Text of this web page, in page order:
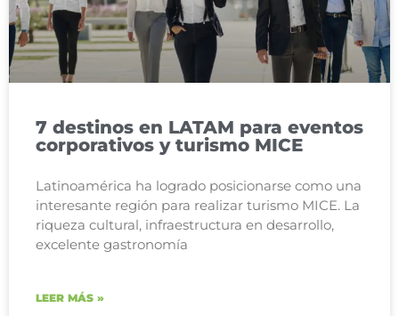
7 destinos en LATAM para eventos
corporativos y turismo MICE
Latinoamérica ha logrado posicionarse como una
interesante región para realizar turismo MICE. La
riqueza cultural, infraestructura en desarrollo,
excelente gastronomía
LEER MÁS »